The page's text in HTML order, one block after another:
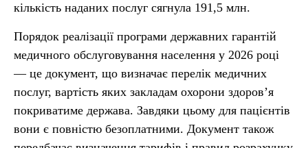
кількість наданих послуг сягнула 191,5 млн.
Порядок реалізації програми державних гарантій
медичного обслуговування населення у 2026 році
— це документ, що визначає перелік медичних
послуг, вартість яких закладам охорони здоров’я
покриватиме держава. Завдяки цьому для пацієнтів
вони є повністю безоплатними. Документ також